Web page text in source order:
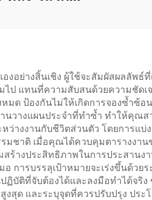
องอย่างสิ้นเชิง ผู้ใช้จะสัมผัสผลลัพ
ไป แทนที่ความสับสนด้วยความชัด
ด ป้องกันไม่ให้เกิดการจองซ้ำซ้อ
นวางแผนประจำที่ทำซ้ำ ทำให้คุณ
ว่างงานกับชีวิตส่วนตัว โดยการแ
มชาติ เมื่อคุณได้ควบคุมตารางงาน
ร้างประสิทธิภาพในการประสานง
การบรรลุเป้าหมายจะเร่งขึ้นด้วย
ฏิบัติที่จับต้องได้และลงมือทำได้จริ
สุด และระบุจุดที่ควรปรับปรุง ประ